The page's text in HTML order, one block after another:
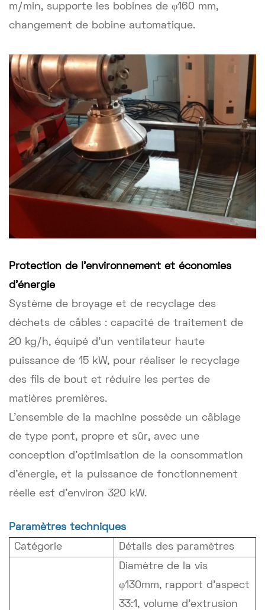
m/min, supporte les bobines de φ160 mm,
changement de bobine automatique.
Protection de l'environnement et économies
d'énergie
Système de broyage et de recyclage des
déchets de câbles : capacité de traitement de
20 kg/h, équipé d'un ventilateur haute
puissance de 15 kW, pour réaliser le recyclage
des fils de bout et réduire les pertes de
matières premières.
L'ensemble de la machine possède un câblage
de type pont, propre et sûr, avec une
conception d'optimisation de la consommation
d'énergie, et la puissance de fonctionnement
réelle est d'environ 320 kW.
Paramètres techniques
Catégorie
Détails des paramètres
Diamètre de la vis
φ130mm, rapport d'aspect
33:1, volume d'extrusion